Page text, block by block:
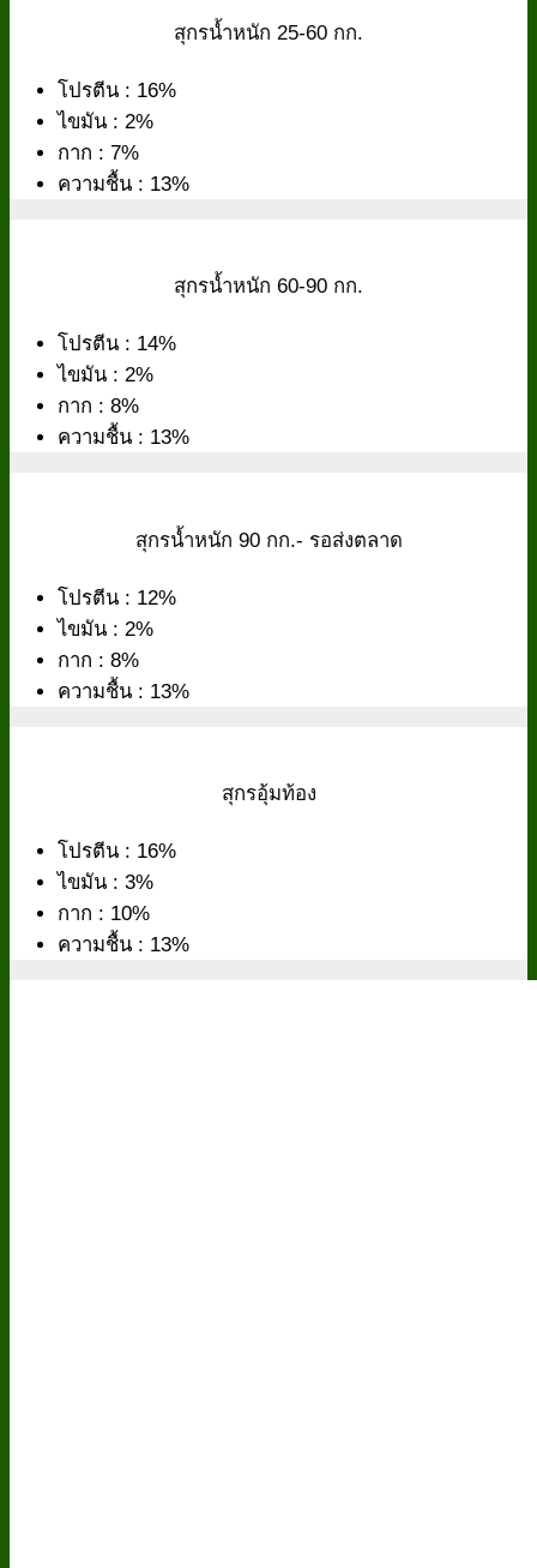
สุกรน้ำหนัก 25-60 กก.
โปรตีน : 16%
ไขมัน : 2%
กาก : 7%
ความชื้น : 13%
สุกรน้ำหนัก 60-90 กก.
โปรตีน : 14%
ไขมัน : 2%
กาก : 8%
ความชื้น : 13%
สุกรน้ำหนัก 90 กก.- รอส่งตลาด
โปรตีน : 12%
ไขมัน : 2%
กาก : 8%
ความชื้น : 13%
สุกรอุ้มท้อง
โปรตีน : 16%
ไขมัน : 3%
กาก : 10%
ความชื้น : 13%